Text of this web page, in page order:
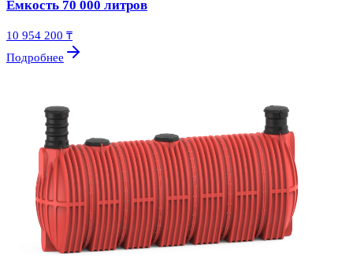
Емкость 70 000 литров
10 954 200 ₸
Подробнее